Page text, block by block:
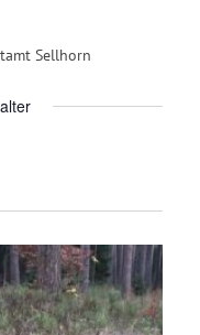
Sellhorn